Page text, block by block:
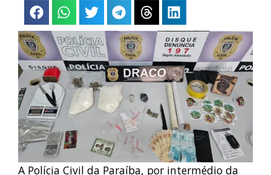
A Polícia Civil da Paraíba, por intermédio da